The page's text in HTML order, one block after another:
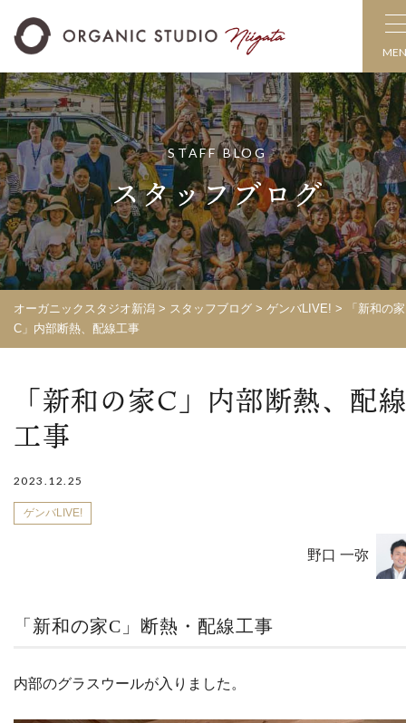
STAFF BLOG
スタッフブログ
オーガニックスタジオ新潟 > スタッフブログ > ゲンバLIVE! >
「新和の家
C」内部断熱、配線工事
「新和の家C」内部断熱、配線
工事
2023.12.25
ゲンバLIVE!
野口 一弥
「新和の家C」断熱・配線工事
内部のグラスウールが入りました。